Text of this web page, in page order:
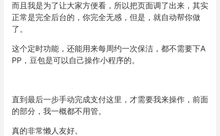
而且我是为了让大家方便看，所以把页面调了出来，其实
正常是完全后台的，你完全无感，但是，就自动帮你做
了。
这个定时功能，还能用来每周约一次保洁，都不需要下A
PP，豆包是可以自己操作小程序的。
直到最后一步手动完成支付这里，才需要我来操作，前面
的部分，我一概都不用管。
真的非常懒人友好。